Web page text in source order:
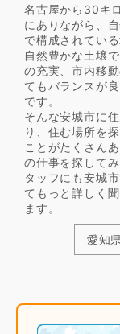
名古屋から30キ
にありながら、
で構成されている
自然豊かな土壌
の充実、市内移
てもバランスが
です。
そんな安城市に
り、住む場所を
ことがたくさん
の仕事を探して
タッフにも安城
てもっと詳しく
ます。
愛知